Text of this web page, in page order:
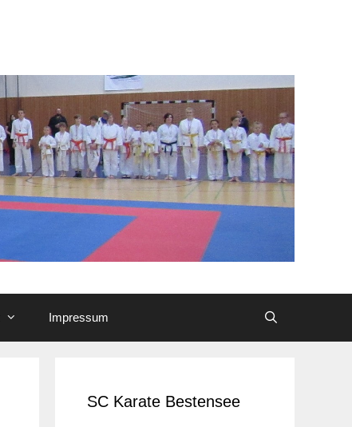
Impressum
SC Karate Bestensee